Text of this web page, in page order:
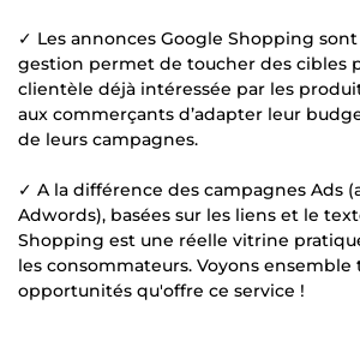
✓ Les annonces Google Shopping
gestion permet de toucher des cibles
clientèle déjà intéressée par les
aux commerçants d’adapter leur
de leurs campagnes.
✓ A la différence des campagnes Ads
Adwords), basées sur les liens et le
Shopping est une réelle vitrine
les consommateurs. Voyons ensemble
opportunités qu'offre ce service !